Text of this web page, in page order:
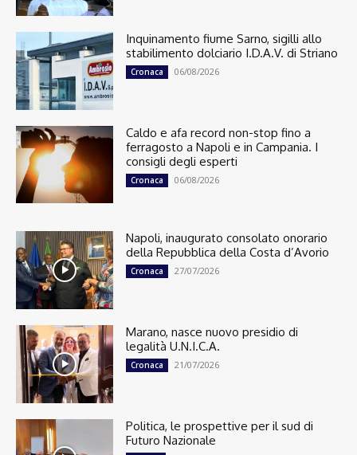
Inquinamento fiume Sarno, sigilli allo
stabilimento dolciario I.D.A.V. di Striano
Cronaca 06/08/2026
Caldo e afa record non-stop fino a
ferragosto a Napoli e in Campania. I
consigli degli esperti
Cronaca 06/08/2026
Napoli, inaugurato consolato onorario
della Repubblica della Costa d’Avorio
Cronaca 27/07/2026
Marano, nasce nuovo presidio di
legalità U.N.I.C.A.
Cronaca 21/07/2026
Politica, le prospettive per il sud di
Futuro Nazionale